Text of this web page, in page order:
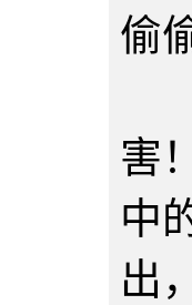
偷
害
中
出